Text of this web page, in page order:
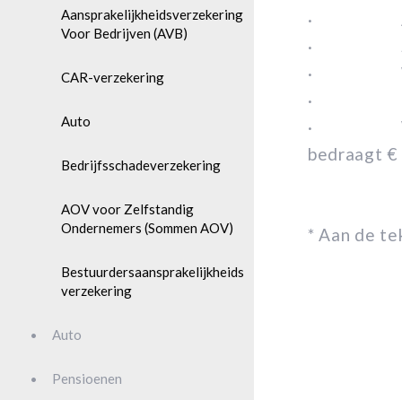
Aansprakelijkheidsverzekering
Voor Bedrijven (AVB)
CAR-verzekering
Auto
Bedrijfsschadeverzekering
AOV voor Zelfstandig
Ondernemers (Sommen AOV)
Bestuurdersaansprakelijkheids
verzekering
Auto
Pensioenen
·
·
· Welke
· Het
· Welk
bedraagt
* Aan de